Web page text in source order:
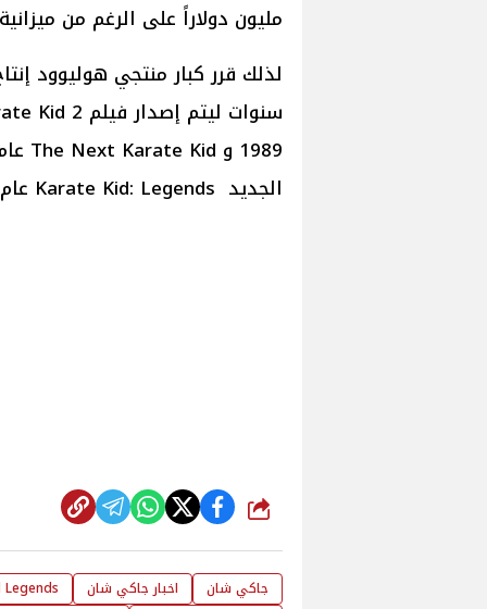
مليون دولاراً على الرغم من ميزانية إنتاجه
لذلك قرر كبار منتجي هوليوود
الجديد Karate Kid: Legends عام 2010.
شارك
جاكي شان اخبار جاكي شان